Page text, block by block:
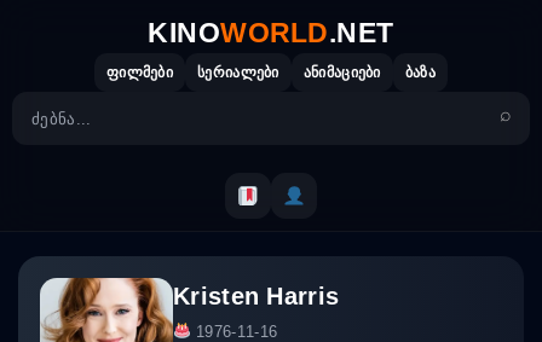
KINOWORLD.NET
ფილმები სერიალები ანიმაციები ბაზა
Kristen Harris
1976-11-16